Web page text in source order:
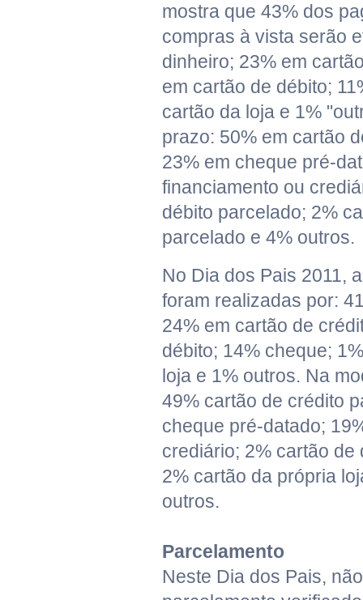
mostra que 43% dos
compras à vista serão
dinheiro; 23% em
em cartão de débito;
cartão da loja e 1%
prazo: 50% em cartão
23% em cheque pré-
financiamento ou
débito parcelado; 2%
parcelado e 4% outros.
No Dia dos Pais 2011,
foram realizadas por:
24% em cartão de
débito; 14% cheque;
loja e 1% outros. Na
49% cartão de crédito
cheque pré-datado;
crediário; 2% cartão de
2% cartão da própria
outros.
Parcelamento
Neste Dia dos Pais,